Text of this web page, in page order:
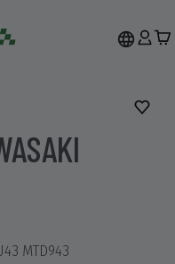
MTD943